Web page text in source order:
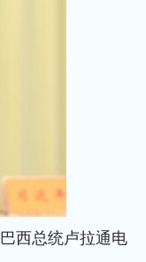
西总统卢拉通电